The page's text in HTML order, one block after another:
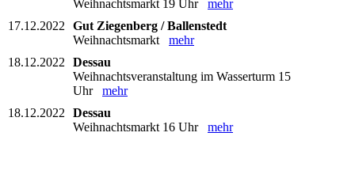
Weihnachtsmarkt 19 Uhr mehr
17.12.2022
Gut Ziegenberg / Ballenstedt
Weihnachtsmarkt mehr
18.12.2022
Dessau
Weihnachtsveranstaltung im Wasserturm 15
Uhr mehr
18.12.2022
Dessau
Weihnachtsmarkt 16 Uhr mehr